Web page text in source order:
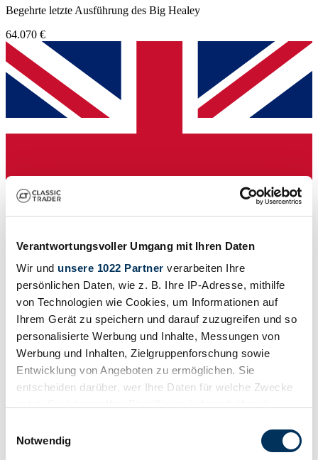
Verantwortungsvoller Umgang mit Ihren Daten
Wir und unsere 1022 Partner verarbeiten Ihre
persönlichen Daten, wie z. B. Ihre IP-Adresse, mithilfe
von Technologien wie Cookies, um Informationen auf
Ihrem Gerät zu speichern und darauf zuzugreifen und so
personalisierte Werbung und Inhalte, Messungen von
Werbung und Inhalten, Zielgruppenforschung sowie
Entwicklung von Angeboten zu ermöglichen. Sie
entscheiden darüber, wer Ihre Daten für welche Zwecke
Trigger Symbol ändern oder widerrufen
Notwendig
Begehrte letzte Ausführung des Big Healey
64.070 €
Händler
Baureihe
ADO 26
Karosserieform
Cabriolet (Roadster)
Tachostand (abgelesen)
8.960 mi
Leistung (kW/PS)
109 / 148